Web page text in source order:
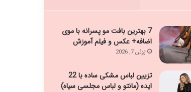
7 بهترین بافت مو پسرانه با موی
اضافه+ عکس و فیلم آموزش
ژوئن 7, 2026
تزیین لباس مشکی ساده با 22
ایده (مانتو و لباس مجلسی سیاه)